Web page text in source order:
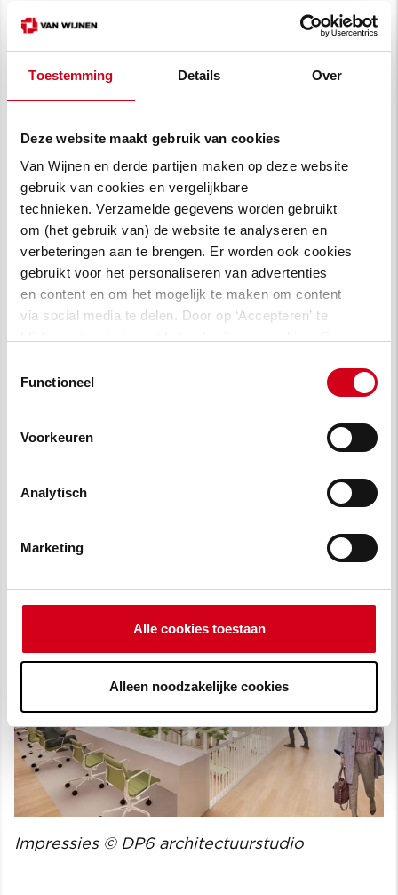
Toestemming Details Over
Deze website maakt gebruik van cookies
Van Wijnen en derde partijen maken op deze website
gebruik van cookies en vergelijkbare
technieken. Verzamelde gegevens worden gebruikt
om (het gebruik van) de website te analyseren en
verbeteringen aan te brengen. Er worden ook cookies
gebruikt voor het personaliseren van advertenties
en content en om het mogelijk te maken om content
via social media te delen. Door op ‘Accepteren’ te
vragen lees je in
Functioneel
Voorkeuren
Analytisch
Marketing
Alle cookies toestaan
Alleen noodzakelijke cookies
dichtbij de binnenstad en op loopafstand van
het trein- en busstation. Die centrale ligging
Het project
Naast het nieuwe onderwijsgebouw en de
studentenwoningen worden ook een
ondergrondse parkeergarage en een groene
buitenruimte gerealiseerd. De verwachting is
dat de nieuwbouw na 2 jaar is afgerond. De
Impressies © DP6 architectuurstudio